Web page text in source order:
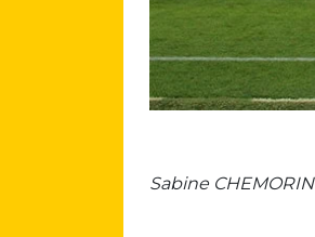
Sabine CHEMORIN